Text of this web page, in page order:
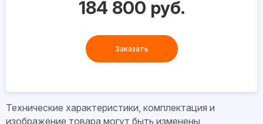
184 800 руб.
Заказать
Технические характеристики, комплектация и
изображение товара могут быть изменены